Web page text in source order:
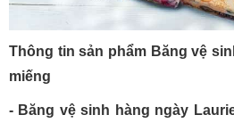
Thông tin sản phẩm Băng vệ
miếng
- Băng vệ sinh hàng ngày